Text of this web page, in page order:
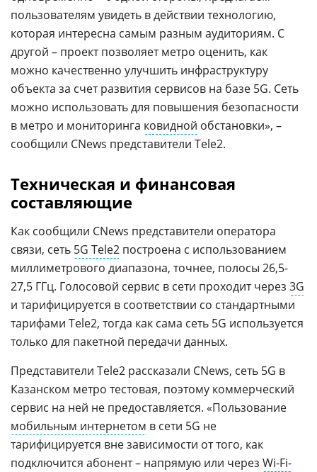
пользователям увидеть в действии технологию,
которая интересна самым разным аудиториям. С
другой – проект позволяет метро оценить, как
можно качественно улучшить инфраструктуру
объекта за счет развития сервисов на базе 5G. Сеть
можно использовать для повышения безопасности
в метро и мониторинга ковидной обстановки», –
сообщили CNews представители Tele2.
Техническая и финансовая
составляющие
Как сообщили CNews представители оператора
связи, сеть 5G Tele2 построена с использованием
миллиметрового диапазона, точнее, полосы 26,5-
27,5 ГГц. Голосовой сервис в сети проходит через 3G
и тарифицируется в соответствии со стандартными
тарифами Tele2, тогда как сама сеть 5G используется
только для пакетной передачи данных.
Представители Tele2 рассказали CNews, сеть 5G в
Казанском метро тестовая, поэтому коммерческий
сервис на ней не предоставляется. «Пользование
мобильным интернетом в сети 5G не
тарифицируется вне зависимости от того, как
подключится абонент – напрямую или через Wi-Fi-